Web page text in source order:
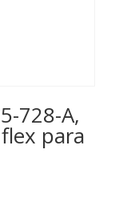
728-A,
para